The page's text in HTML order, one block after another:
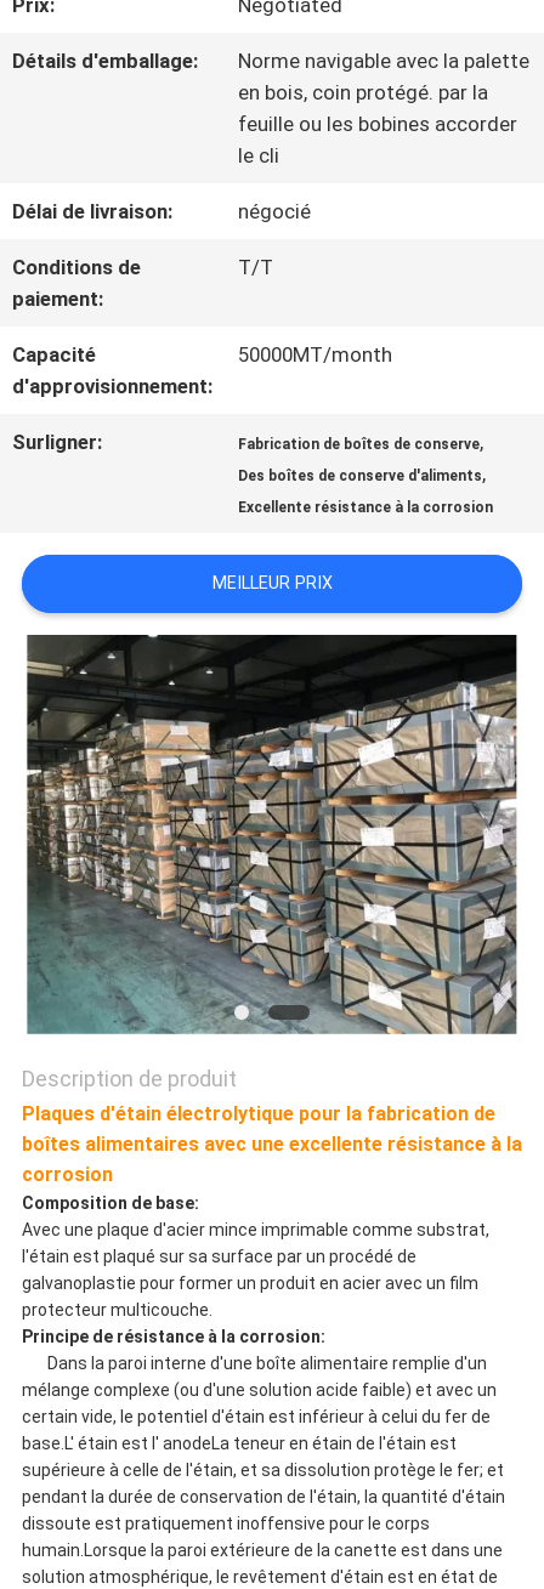
CONTRÔLE
CONTACTEZ-
NOUS
NOUVELLES
DEMANDEZ
UNE
CITATION
PLAN
DU
SITE
POLITIQUE
DE
CONFIDENTIALITÉ
Prix: Negotiated
Détails d'emballage:
Norme navigable avec la palette
en bois, coin protégé. par la
feuille ou les bobines accorder
le cli
Délai de livraison: négocié
Conditions de
paiement:
T/T
Capacité
d'approvisionnement:
50000MT/month
Surligner: Fabrication de boîtes de conserve,
Des boîtes de conserve d'aliments,
Excellente résistance à la corrosion
MEILLEUR PRIX
Description de produit
Plaques d'étain électrolytique pour la fabrication de
boîtes alimentaires avec une excellente résistance à la
corrosion
Composition de base:
Avec une plaque d'acier mince imprimable comme substrat,
l'étain est plaqué sur sa surface par un procédé de
galvanoplastie pour former un produit en acier avec un film
protecteur multicouche.
Principe de résistance à la corrosion:
Dans la paroi interne d'une boîte alimentaire remplie d'un
mélange complexe (ou d'une solution acide faible) et avec un
certain vide, le potentiel d'étain est inférieur à celui du fer de
base.L' étain est l' anodeLa teneur en étain de l'étain est
supérieure à celle de l'étain, et sa dissolution protège le fer; et
pendant la durée de conservation de l'étain, la quantité d'étain
dissoute est pratiquement inoffensive pour le corps
humain.Lorsque la paroi extérieure de la canette est dans une
solution atmosphérique, le revêtement d'étain est en état de